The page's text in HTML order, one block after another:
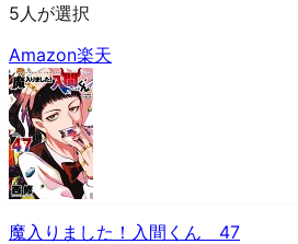
5人が選択
Amazon楽天
魔入りました！入間くん 47